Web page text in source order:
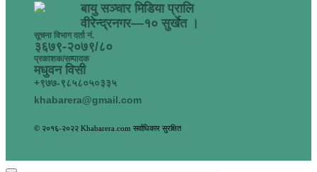
बायु सञ्चार मिडिया प्रालि
वीरेन्द्रनगर—१० सुर्खेत ।
सूचना विभाग दर्ता नं.
३६७९-२०७९/८०
प्रकाशक/सम्पादक
मधुवन विसी
+९७७-९८५८०५०३३५
khabarera@gmail.com
© २०१६-२०२२ Khabarera.com सर्वाधिकार सुरक्षित